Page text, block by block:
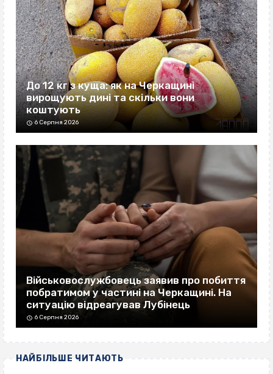
До 12 кг з куща: як на Черкащині
вирощують дині та скільки вони
коштують
6 Серпня 2026
Військовослужбовець заявив про побиття
побратимом у частині на Черкащині. На
ситуацію відреагував Лубінець
6 Серпня 2026
НАЙБІЛЬШЕ ЧИТАЮТЬ